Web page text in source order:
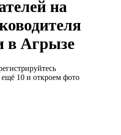
на
в Агрызе
10 и откроем фото